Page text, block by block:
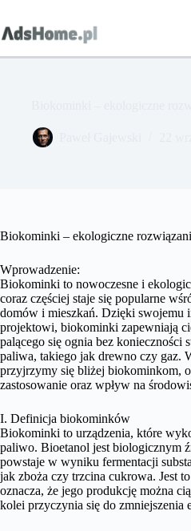
treści
Biokominki – ekologiczne
Wprowadzenie:
Biokominki to nowoczesne i
coraz częściej staje się popularne
domów i mieszkań. Dzięki swojemu
projektowi, biokominki zapewniają
palącego się ognia bez konieczności
paliwa, takiego jak drewno czy gaz.
przyjrzymy się bliżej biokominkom,
zastosowanie oraz wpływ na
I. Definicja biokominków
Biokominki to urządzenia, które
paliwo. Bioetanol jest biologicznym
powstaje w wyniku fermentacji
jak zboża czy trzcina cukrowa. Jest
oznacza, że jego produkcję można
kolei przyczynia się do zmniejszenia